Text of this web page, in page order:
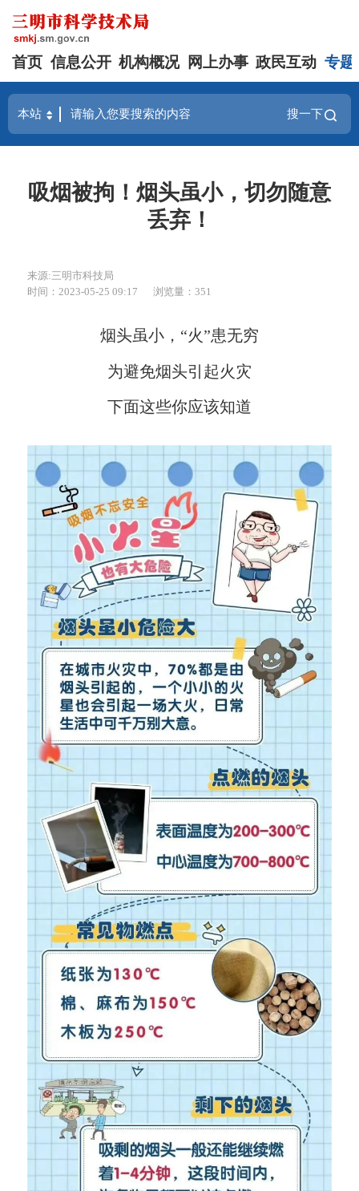
首页 信息公开 机构概况 网上办事 政民互动 专题
搜一下
吸烟被拘！烟头虽小，切勿随意
丢弃！
来源:三明市科技局
时间：2023-05-25 09:17
浏览量：351
烟头虽小，“火”患无穷
为避免烟头引起火灾
下面这些你应该知道